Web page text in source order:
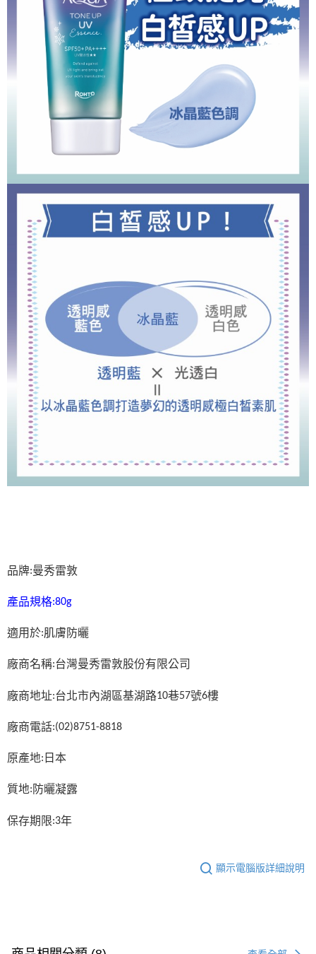
品牌:曼秀雷敦
產品規格:80g
適用於:肌膚防曬
廠商名稱:台灣曼秀雷敦股份有限公司
廠商地址:台北市內湖區基湖路10巷57號6樓
廠商電話:(02)8751-8818
原產地: 日本
質地: 防曬凝露
保存期限:3年
顯示電腦版詳細說明